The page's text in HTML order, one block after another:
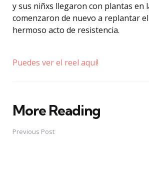
y sus niñxs llegaron con plantas en
comenzaron de nuevo a replantar
hermoso acto de resistencia.
Puedes ver el reel aquí!
More Reading
Post
navigation
Previous Post